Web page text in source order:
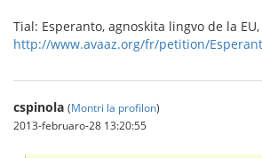
Tial: Esperanto, agnoskita lingvo de la
http://www.avaaz.org/fr/petition/
cspinola (Montri la profilon)
2013-februaro-28 13:20:55